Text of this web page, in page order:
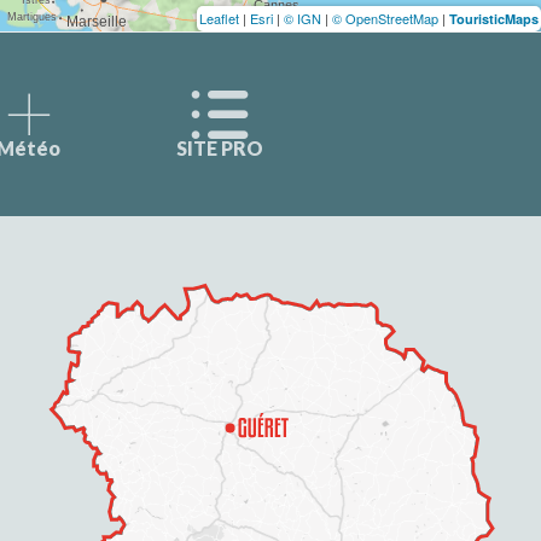
Leaflet | Esri | © IGN | © OpenStreetMap | TouristicMaps
SITE PRO